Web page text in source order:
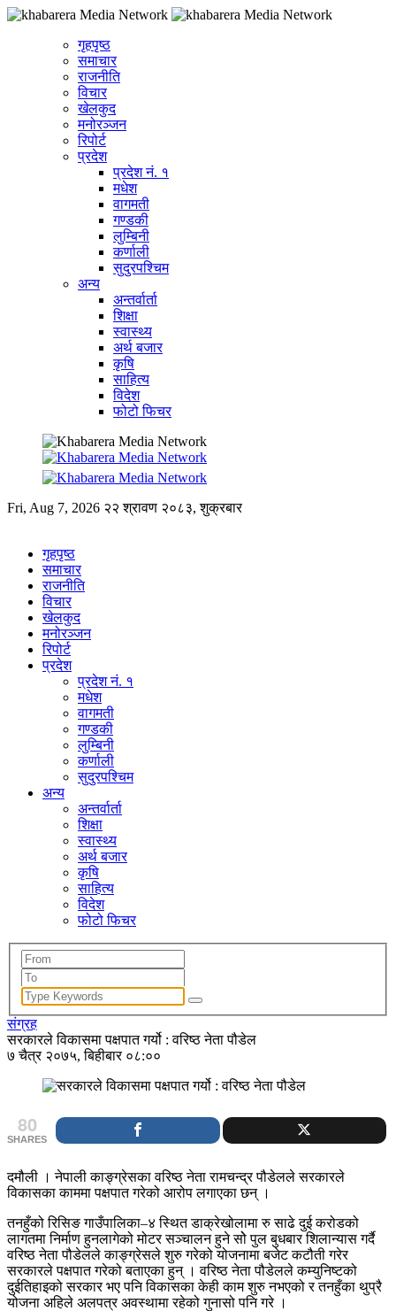
गृहपृष्ठ
समाचार
राजनीति
विचार
खेलकुद
मनोरञ्जन
रिपोर्ट
प्रदेश
प्रदेश नं. १
मधेश
वागमती
गण्डकी
लुम्बिनी
कर्णाली
सुदुरपश्चिम
अन्य
अन्तर्वार्ता
शिक्षा
स्वास्थ्य
अर्थ बजार
कृषि
साहित्य
विदेश
फोटो फिचर
Fri, Aug 7, 2026 २२ श्रावण २०८३, शुक्रबार
गृहपृष्ठ
समाचार
राजनीति
विचार
खेलकुद
मनोरञ्जन
रिपोर्ट
प्रदेश
प्रदेश नं. १
मधेश
वागमती
गण्डकी
लुम्बिनी
कर्णाली
सुदुरपश्चिम
अन्य
अन्तर्वार्ता
शिक्षा
स्वास्थ्य
अर्थ बजार
कृषि
साहित्य
विदेश
फोटो फिचर
संग्रह
सरकारले विकासमा पक्षपात गर्यो : वरिष्ठ नेता पौडेल
७ चैत्र २०७५, बिहीबार ०८:००
80
SHARES
दमौली । नेपाली काङ्ग्रेसका वरिष्ठ नेता रामचन्द्र पौडेलले सरकारले
विकासका काममा पक्षपात गरेको आरोप लगाएका छन् ।
तनहुँको रिसिङ गाउँपालिका–४ स्थित डाक्रेखोलामा रु साढे दुई करोडको
लागतमा निर्माण हुनलागेको मोटर सञ्चालन हुने सोे पुल बुधबार शिलान्यास गर्दै
वरिष्ठ नेता पौडेलले काङ्ग्रेसले शुरु गरेको योजनामा बजेट कटौती गरेर
सरकारले पक्षपात गरेको बताएका हुन् । वरिष्ठ नेता पौडेलले कम्युनिष्टको
दुईतिहाइको सरकार भए पनि विकासका केही काम शुरु नभएको र तनहुँका थुप्रै
योजना अहिले अलपत्र अवस्थामा रहेको गुनासो पनि गरे ।